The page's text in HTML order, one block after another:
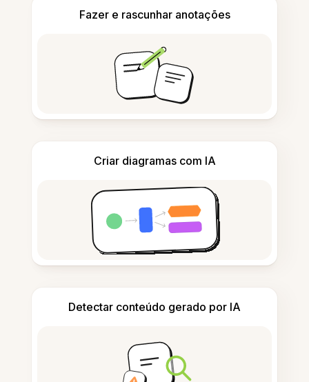
Fazer e rascunhar anotações
Criar diagramas com IA
Detectar conteúdo gerado por IA